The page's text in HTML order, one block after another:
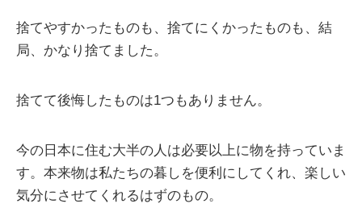
捨てやすかったものも、捨てにくかったものも、結
局、かなり捨てました。
捨てて後悔したものは1つもありません。
今の日本に住む大半の人は必要以上に物を持っていま
す。本来物は私たちの暮しを便利にしてくれ、楽しい
気分にさせてくれるはずのもの。